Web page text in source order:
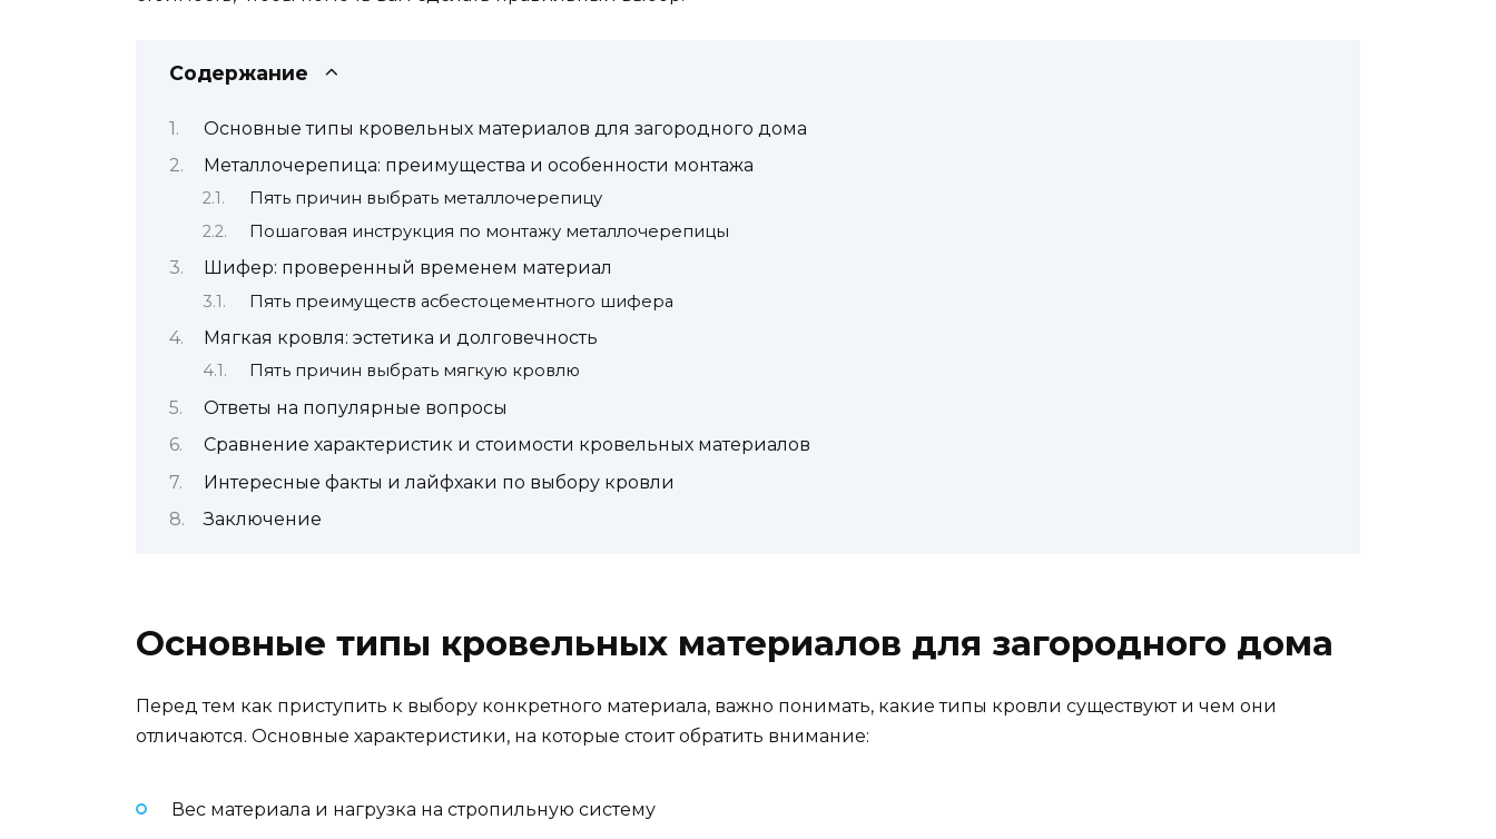
Содержание
Основные типы кровельных материалов для загородного дома
Металлочерепица: преимущества и особенности монтажа
Пять причин выбрать металлочерепицу
Пошаговая инструкция по монтажу металлочерепицы
Шифер: проверенный временем материал
Пять преимуществ асбестоцементного шифера
Мягкая кровля: эстетика и долговечность
Пять причин выбрать мягкую кровлю
Ответы на популярные вопросы
Сравнение характеристик и стоимости кровельных материалов
Интересные факты и лайфхаки по выбору кровли
Заключение
Основные типы кровельных материалов для загородного дома
Перед тем как приступить к выбору конкретного материала, важно понимать, какие типы кровли существуют и чем они
отличаются. Основные характеристики, на которые стоит обратить внимание:
Вес материала и нагрузка на стропильную систему